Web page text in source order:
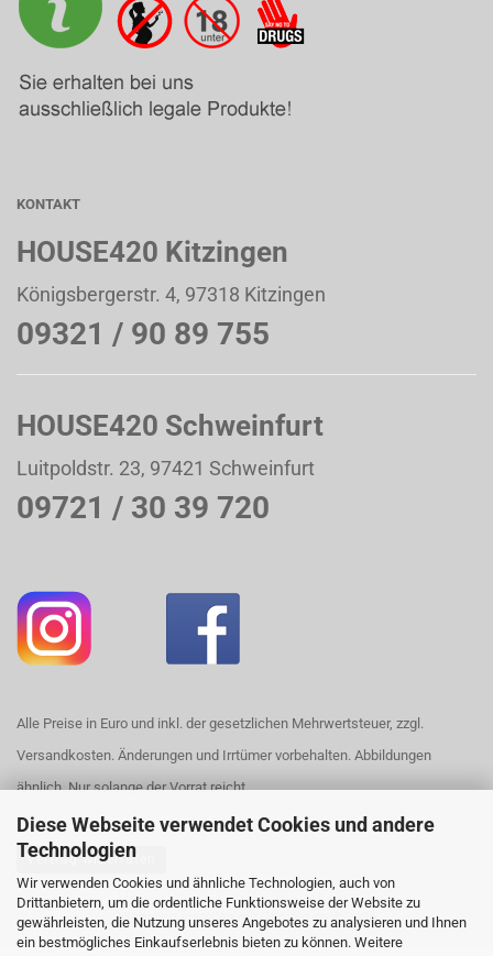
Diese Webseite verwendet Cookies und andere
Technologien
Wir verwenden Cookies und ähnliche Technologien, auch von
Drittanbietern, um die ordentliche Funktionsweise der Website zu
gewährleisten, die Nutzung unseres Angebotes zu analysieren und Ihnen
ein bestmögliches Einkaufserlebnis bieten zu können. Weitere
KONTAKT
HOUSE420 Kitzingen
Königsbergerstr. 4, 97318 Kitzingen
09321 / 90 89 755
HOUSE420 Schweinfurt
Luitpoldstr. 23, 97421 Schweinfurt
09721 / 30 39 720
Alle Preise in Euro und inkl. der gesetzlichen Mehrwertsteuer, zzgl.
Versandkosten. Änderungen und Irrtümer vorbehalten. Abbildungen
ähnlich. Nur solange der Vorrat reicht.
Vertrag widerrufen
Webshop erstellenmit Gambio.de © 2026